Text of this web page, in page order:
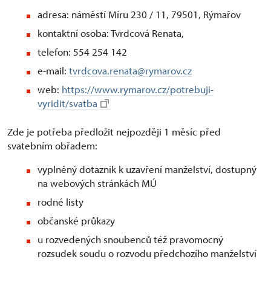
adresa: náměstí Míru 230 / 11, 79501, Rýmařov
kontaktní osoba: Tvrdcová Renata,
telefon: 554 254 142
e-mail: tvrdcova.renata@rymarov.cz
web: https://www.rymarov.cz/potrebuji-
vyridit/svatba
Zde je potřeba předložit nejpozději 1 měsíc před
svatebním obřadem:
vyplněný dotazník k uzavření manželství, dostupný
na webových stránkách MÚ
rodné listy
občanské průkazy
u rozvedených snoubenců též pravomocný
rozsudek soudu o rozvodu předchozího manželství